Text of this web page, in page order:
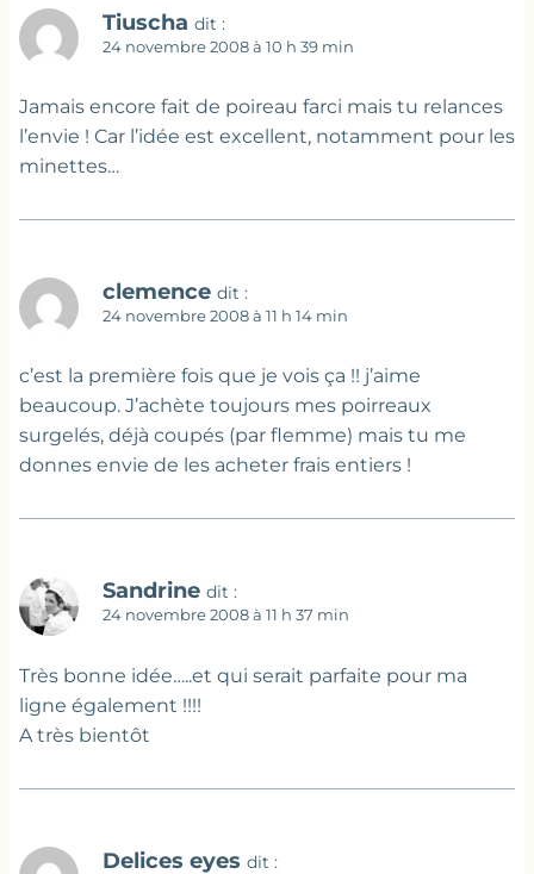
Tiuscha dit :
24 novembre 2008 à 10 h 39 min
Jamais encore fait de poireau farci mais tu relances
l’envie ! Car l’idée est excellent, notamment pour les
minettes…
clemence dit :
24 novembre 2008 à 11 h 14 min
c’est la première fois que je vois ça !! j’aime
beaucoup. J’achète toujours mes poirreaux
surgelés, déjà coupés (par flemme) mais tu me
donnes envie de les acheter frais entiers !
Sandrine dit :
24 novembre 2008 à 11 h 37 min
Très bonne idée…..et qui serait parfaite pour ma
ligne également !!!!
A très bientôt
Delices eyes dit :